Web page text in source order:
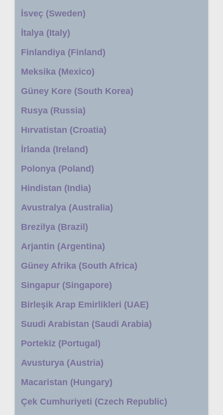
İsveç (Sweden)
İtalya (Italy)
Finlandiya (Finland)
Meksika (Mexico)
Güney Kore (South Korea)
Rusya (Russia)
Hırvatistan (Croatia)
İrlanda (Ireland)
Polonya (Poland)
Hindistan (India)
Avustralya (Australia)
Brezilya (Brazil)
Arjantin (Argentina)
Güney Afrika (South Africa)
Singapur (Singapore)
Birleşik Arap Emirlikleri (UAE)
Suudi Arabistan (Saudi Arabia)
Portekiz (Portugal)
Avusturya (Austria)
Macaristan (Hungary)
Çek Cumhuriyeti (Czech Republic)